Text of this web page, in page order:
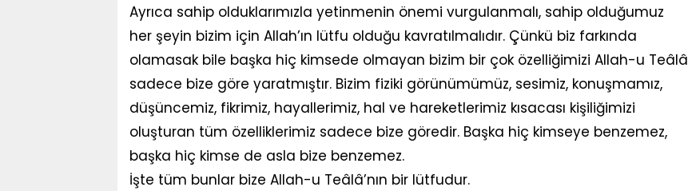
Ayrıca sahip olduklarımızla yetinmenin önemi vurgulanmalı, sahip olduğumuz
her şeyin bizim için Allah’ın lütfu olduğu kavratılmalıdır. Çünkü biz farkında
olamasak bile başka hiç kimsede olmayan bizim bir çok özelliğimizi Allah-u Teâlâ
sadece bize göre yaratmıştır. Bizim fiziki görünümümüz, sesimiz, konuşmamız,
düşüncemiz, fikrimiz, hayallerimiz, hal ve hareketlerimiz kısacası kişiliğimizi
oluşturan tüm özelliklerimiz sadece bize göredir. Başka hiç kimseye benzemez,
başka hiç kimse de asla bize benzemez.
İşte tüm bunlar bize Allah-u Teâlâ’nın bir lütfudur.